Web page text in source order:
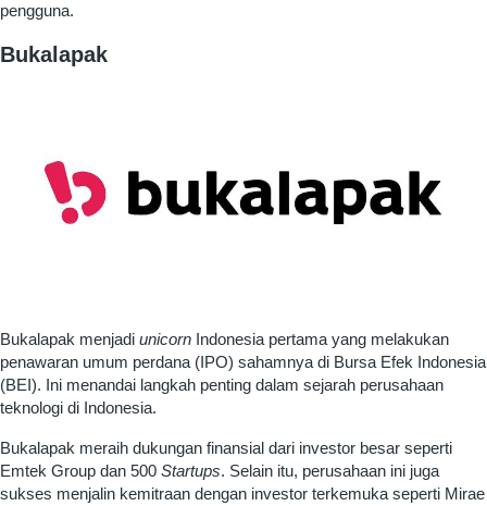
pengguna.
Bukalapak
Bukalapak menjadi unicorn Indonesia pertama yang melakukan
penawaran umum perdana (IPO) sahamnya di Bursa Efek Indonesia
(BEI). Ini menandai langkah penting dalam sejarah perusahaan
teknologi di Indonesia.
Bukalapak meraih dukungan finansial dari investor besar seperti
Emtek Group dan 500 Startups. Selain itu, perusahaan ini juga
sukses menjalin kemitraan dengan investor terkemuka seperti Mirae